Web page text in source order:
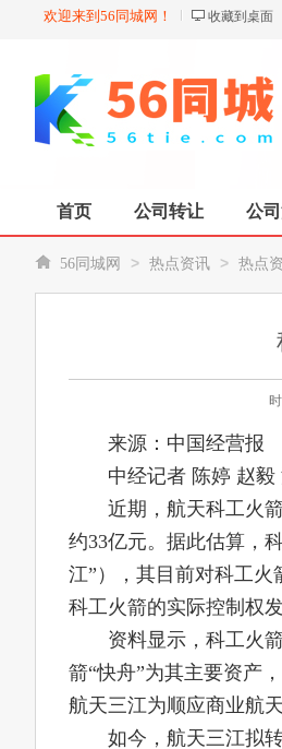
欢迎来到56同城网！ 收藏到桌面
首页 公司转让 公
56同城网 > 热点资讯 > 热点
来源：中国经营报
中经记者 陈婷 赵毅
近期，航天科工火
约33亿元。据此估算，
江”），其目前对科工火
科工火箭的实际控制权发
资料显示，科工火
箭“快舟”为其主要资产
航天三江为顺应商业航
如今，航天三江拟